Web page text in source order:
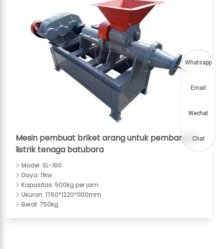
Mesin pembuat briket arang untuk pembangkit
listrik tenaga batubara
Model: SL-160
Daya: 11kw
Kapasitas: 500kg per jam
Ukuran: 1760*1220*1100mm
Berat: 750kg
Whatsapp
Email
Wechat
Chat